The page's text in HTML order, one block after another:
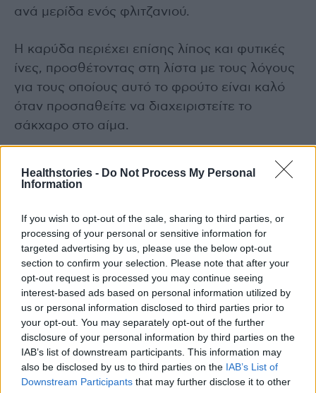
Healthstories - Do Not Process My Personal
Information
If you wish to opt-out of the sale, sharing to third parties, or
processing of your personal or sensitive information for
targeted advertising by us, please use the below opt-out
section to confirm your selection. Please note that after your
opt-out request is processed you may continue seeing
interest-based ads based on personal information utilized by
us or personal information disclosed to third parties prior to
your opt-out. You may separately opt-out of the further
disclosure of your personal information by third parties on the
IAB’s list of downstream participants. This information may
also be disclosed by us to third parties on the IAB’s List of
Downstream Participants that may further disclose it to other
ανά μερίδα ενός φλιτζανιού.
Η καρύδα περιέχει επίσης λίπος και φυτικές
ίνες, προσθέτοντας στη λίστα με τους λόγους
για τους οποίους αυτό το φρούτο είναι καλό
όταν προσπαθείτε να διαχειριστείτε το
σάκχαρο στο αίμα.
Αν και η καρύδα δεν αυξάνει σημαντικά τα
σάκχαρα στο αίμα, περιέχει κορεσμένα
πρέπει να καταναλώνονται σε περιορισμένες
ποσότητες, ειδικά για άτομα που διατρέχουν
κίνδυνο να αναπτύξουν καρδιακές παθήσεις.
Αβοκάντο
Τα αβοκάντο, αναφέρουν οι ειδικοί, είναι
τροφή-κλειδί τόσο για τους διαβητικούς όσο
και για τα προδιαβητικά άτομα. Η ουσία
Avocatin B (AvoB) είναι ένα βιοδραστικό που